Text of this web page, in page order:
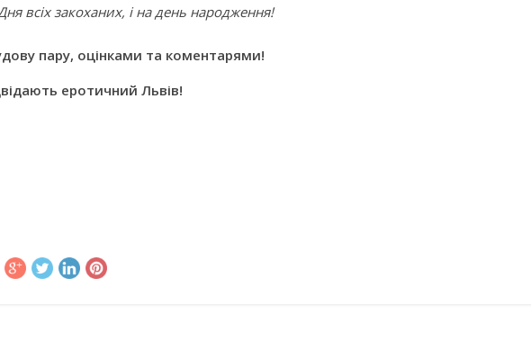
всіх закоханих, і на день народження!
пару, оцінками та коментарями!
еротичний Львів!